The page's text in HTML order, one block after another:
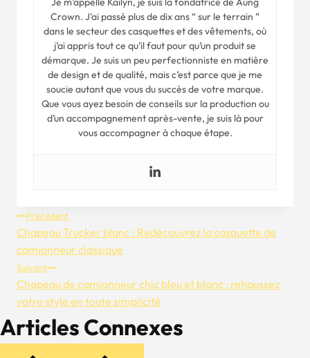
Crown. J’ai passé plus de dix ans “ sur le terrain ”
dans le secteur des casquettes et des vêtements, où
j’ai appris tout ce qu’il faut pour qu’un produit se
démarque. Je suis un peu perfectionniste en matière
de design et de qualité, mais c’est parce que je me
soucie autant que vous du succès de votre marque.
Que vous ayez besoin de conseils sur la production ou
d’un accompagnement après-vente, je suis là pour
vous accompagner à chaque étape.
Navigation
De
L’article
Précédent
Chapeau Trucker blanc : Redécouvrez la casquette de
camionneur classique
Suivant
Chapeau de camionneur chic bleu et blanc : rehaussez
votre style en toute simplicité
Articles Connexes